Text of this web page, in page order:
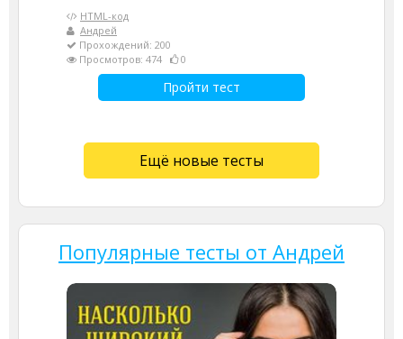
HTML-код
Андрей
Прохождений: 200
Просмотров: 474
0
Пройти тест
Ещё новые тесты
Популярные тесты от Андрей